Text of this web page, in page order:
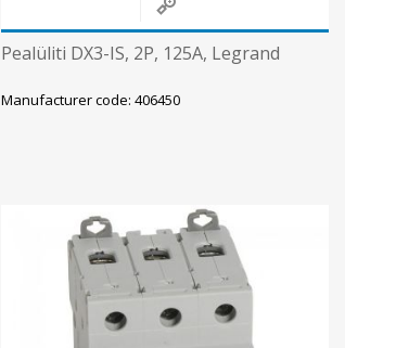
Pealüliti DX3-IS, 2P, 125A, Legrand
Manufacturer code: 406450